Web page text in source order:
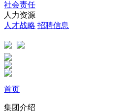
社会责任
人力资源
人才战略 招聘信息
首页
集团介绍